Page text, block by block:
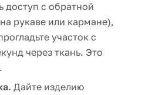
доступ с обратной
рукаве или кармане),
участок с
через ткань. Это
Дайте изделию